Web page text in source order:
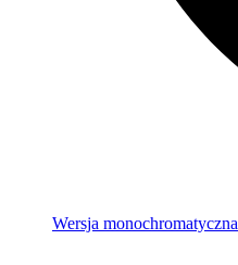
Wersja monochromatyczna